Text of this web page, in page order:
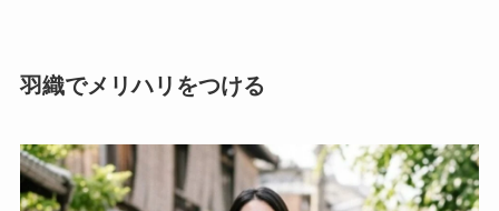
羽織でメリハリをつける